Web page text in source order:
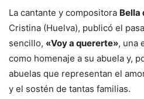
La cantante y compositora Bella
Cristina (Huelva), publicó el
sencillo, «Voy a quererte», una
como homenaje a su abuela y,
abuelas que representan el
y el sostén de tantas familias.